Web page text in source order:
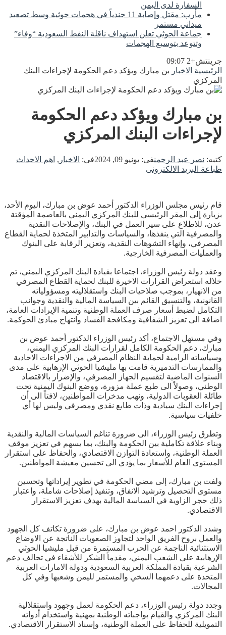
السفارة لدى اليمن
مأرب: مقتل وإصابة 11 جندياً في هجمات حوثية وسط تصعيد
ميداني مستمر
جماعة الحوثي تعلن استهداف ناقلة النفط السعودية “وفاء”
وتتوعد بتوسيع الهجمات
جرينتش+2 09:07
الرئيسية الاخبار بن مبارك ويؤكد دعم الحكومة لإجراءات البنك
المركزي
بن مبارك ويؤكد دعم الحكومة
لإجراءات البنك المركزي
كتبه: نصر عبد الرحمنفى: يونيو 09, 2024 فى: الاخبار , اهم الاحداث
طباعة البريد الالكترونى
قام رئيس مجلس الوزراء الدكتور أحمد عوض بن مبارك، اليوم الأحد،
بزيارة إلى المقر الرئيسي للبنك المركزي اليمني بالعاصمة المؤقتة
عدن، للاطلاع على سير العمل في البنك، والإصلاحات النقدية
والمصرفية التي ينفذها، والسياسات والتدابير المتخذة لحماية القطاع
المصرفي، وإنهاء التشوهات النقدية، وتعزير الرقابة على البنوك
والعمليات المصرفية الخارجية.
وعقد دولة رئيس الوزراء، اجتماعا بقيادة البنك المركزي اليمني، تم
خلاله استعراض القرارات الاخيرة للبنك لحماية القطاع المصرفي
من الانهيار، بموجب صلاحيات البنك واستقلاليته ومسؤولياته
القانونية، والتنسيق القائم بين السياسة المالية والنقدية وجوانب
التكامل لضبط أسعار صرف العملة الوطنية وتنمية الإيرادات العامة،
اضافة الى تعزيز الشفافية ومكافحة الفساد وانتهاج مبادئ الحوكمة.
وفي مستهل الاجتماع، أكد رئيس الوزراء الدكتور أحمد عوض بن
مبارك، دعم الحكومة الكامل لقرارات البنك المركزي اليمني،
وسياساته الرامية لحماية النظام المصرفي من الاجراءات الاحادية
والممارسات التدميرية قامت بها مليشيا الحوثي الإرهابية على مدى
السنوات الماضية لتقسيم الجهاز المصرفي، والإضرار بالاقتصاد
الوطني، وصولاً الى طبع عملة مزورة، ووضع البنوك اليمنية تحت
طائلة العقوبات الدولية، ونهب مدخرات المواطنين، لافتاً الى أن
إجراءات البنك سيادية وذات طابع نقدي ومصرفي وليس لها أي
خلفيات سياسية.
وتطرق رئيس الوزراء، الى ضرورة تناغم السياسات المالية والنقدية
وبناء علاقة تكاملية بين الحكومة والبنك، بما يسهم في تعزيز موقف
العملة الوطنية، واستعادة التوازن الاقتصادي، والحفاظ على استقرار
المستوى العام للأسعار بما يؤدي الى تحسين معيشة المواطنين.
ولفت بن مبارك، إلى مضي الحكومة في تطوير إيراداتها وتحسين
مستوى التحصيل وترشيد الانفاق، وتنفيذ إصلاحات شاملة، واعتبار
ذلك حجر الزاوية في السياسة المالية بهدف تعزيز الاستقرار
الاقتصادي.
وشدد الدكتور احمد عوض بن مبارك، على ضرورة تكاتف كل الجهود
والعمل بروح الفريق الواحد لتجاوز الصعوبات الناتجة عن الاوضاع
الاستثنائية الناجمة عن الحرب المستمرة من قبل مليشيا الحوثي
الإرهابية على الشعب اليمني، مقدماً الشكر للأشقاء في تحالف دعم
الشرعية بقيادة المملكة العربية السعودية ودولة الامارات العربية
المتحدة على دعمهما السخي والمستمر لليمن وشعبها وفي كل
المجالات.
وجدد دولة رئيس الوزراء، دعم الحكومة لعمل وجهود واستقلالية
البنك المركزي والقيام بواجباته الوطنية بمهنية واستخدام أدواته
التمويلية للحفاظ على العملة الوطنية، وإسناد الاستقرار الاقتصادي.